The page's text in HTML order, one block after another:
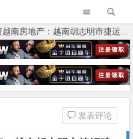
地产：越南胡志明市捷运建设与投资策略分析
发表评论